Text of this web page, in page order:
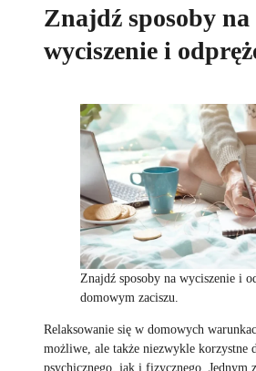
Znajdź sposoby na
wyciszenie i
Znajdź sposoby na wyciszenie i
domowym zaciszu.
Relaksowanie się w domowych
możliwe, ale także niezwykle korzystne
psychicznego, jak i fizycznego. Jednym